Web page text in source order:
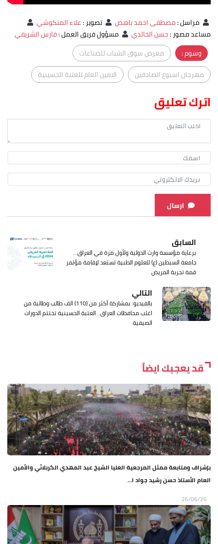
مراسل:مصطفى احمد باهض تصوير:علاء المنكوشي
مساعد مصور:حسن الخالدي مسؤول فريق العمل:فارس الشريفي
وسوم :
معرض سوق الشباب للصناعات
مهرجان اسبوع الصادقين
الامين العام للعتبة الحسينية
اترك تعليق
ارسال
السابق
برعاية مؤسسة وارث الدولية ولأول مرة في العراق...
جامعة السبطين (ع) للعلوم الطبية تستعد لإقامة مؤتمر
قمة تجربة المريض
التالي
بالفيديو: بمشاركة أكثر من (110) الف طالب وطالبة من
اغلب محافظات العراق.. العتبة الحسينية تختتم الدورات
الصيفية
قد يعجبك ايضاً
بإشراف ومتابعة ممثل المرجعية العليا الشيخ عبد المهدي الكربلائي والأمين
العام الأستاذ حسن رشيد جواد ا...
26/06/26